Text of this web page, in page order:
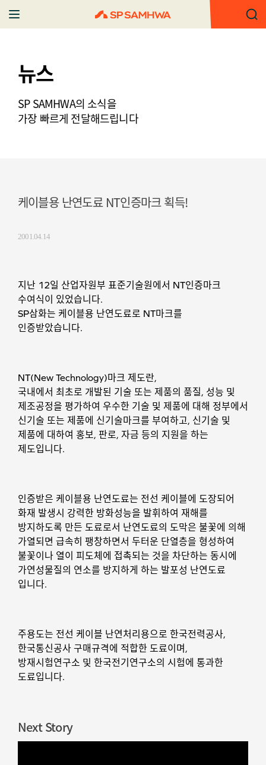
뉴스
SP SAMHWA의 소식을
가장 빠르게 전달해드립니다
케이블용 난연도료 NT인증마크 획득!
2001.04.14
지난 12일 산업자원부 표준기술원에서 NT인증마크
수여식이 있었습니다.
SP삼화는 케이블용 난연도료로 NT마크를
인증받았습니다.
NT(New Technology)마크 제도란,
국내에서 최초로 개발된 기술 또는 제품의 품질, 성능 및
제조공정을 평가하여 우수한 기술 및 제품에 대해 정부에서
신기술 또는 제품에 신기술마크를 부여하고, 신기술 및
제품에 대하여 홍보, 판로, 자금 등의 지원을 하는
제도입니다.
인증받은 케이블용 난연도료는 전선 케이블에 도장되어
화재 발생시 강력한 방화성능을 발휘하여 재해를
방지하도록 만든 도료로서 난연도료의 도막은 불꽃에 의해
가열되면 급속히 팽창하면서 두터운 단열층을 형성하여
불꽃이나 열이 피도체에 접촉되는 것을 차단하는 동시에
가연성물질의 연소를 방지하게 하는 발포성 난연도료
입니다.
주용도는 전선 케이블 난연처리용으로 한국전력공사,
한국통신공사 구매규격에 적합한 도료이며,
방재시험연구소 및 한국전기연구소의 시험에 통과한
도료입니다.
Next Story